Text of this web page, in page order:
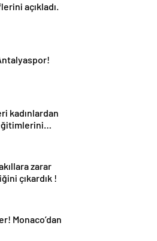
açıkladı.
kadınlardan
zarar
çıkardık !
Monaco’dan